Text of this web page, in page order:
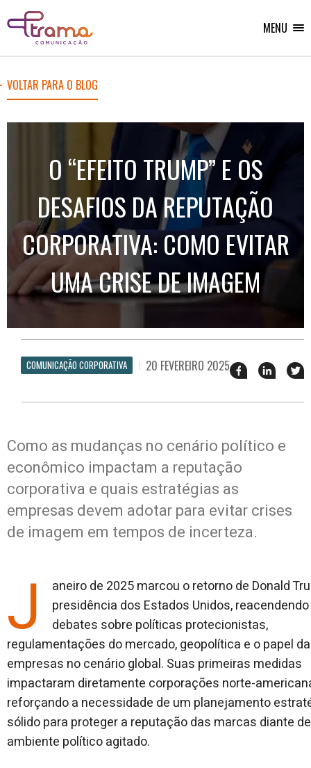
para
site
para
conteúdo
site
MENU
VOLTAR PARA O BLOG
O “EFEITO TRUMP” E OS
DESAFIOS DA REPUTAÇÃO
CORPORATIVA: COMO EVITAR
UMA CRISE DE IMAGEM
COMUNICAÇÃO CORPORATIVA 20 FEVEREIRO 2025 Compartilhar
esse
no
esse
no
Como as mudanças no cenário político e
econômico impactam a reputação
corporativa e quais estratégias as
empresas devem adotar para evitar crises
de imagem em tempos de incerteza.
J
aneiro de 2025 marcou o retorno de Donald
presidência dos Estados Unidos, reacendendo
debates sobre políticas protecionistas,
regulamentações do mercado, geopolítica e o papel
empresas no cenário global. Suas primeiras medidas
impactaram diretamente corporações norte-
reforçando a necessidade de um planejamento
sólido para proteger a reputação das marcas diante
ambiente político agitado.